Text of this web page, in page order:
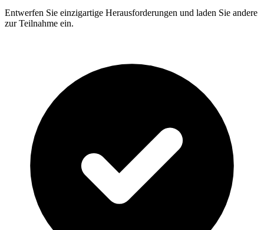
Entwerfen Sie einzigartige Herausforderungen und laden Sie andere
zur Teilnahme ein.